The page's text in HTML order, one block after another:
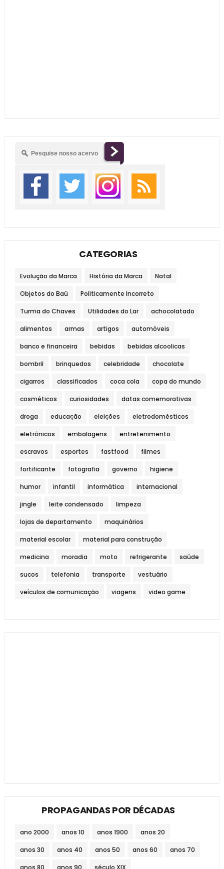
CATEGORIAS
Evolução da Marca História da Marca Natal
Objetos do Baú Politicamente Incorreto
Turma do Chaves Utilidades do Lar achocolatado
alimentos armas artigos automóveis
banco e financeira bebidas bebidas alcoolicas
bombril brinquedos celebridade chocolate
cigarros classificados coca cola copa do mundo
cosméticos curiosidades datas comemorativas
droga educação eleições eletrodomésticos
eletrônicos embalagens entretenimento
escravos esportes fastfood filmes
fortificante fotografia governo higiene
humor infantil informática internacional
jingle leite condensado limpeza
lojas de departamento maquinários
material escolar material para construção
medicina moradia moto refrigerante saúde
sucos telefonia transporte vestuário
veículos de comunicação viagens video game
PROPAGANDAS POR DÉCADAS
ano 2000 anos 10 anos 1900 anos 20
anos 30 anos 40 anos 50 anos 60 anos 70
anos 80 anos 90 século XIX